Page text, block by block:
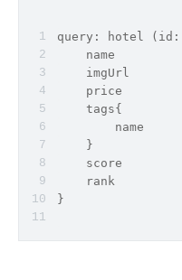
query: hotel (id:
    name
    imgUrl
    price
    tags{
        name
    }
    score
    rank
}